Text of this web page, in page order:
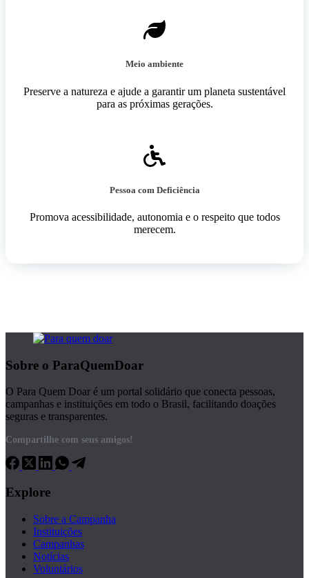
Meio ambiente
Preserve a natureza e ajude a garantir um planeta sustentável
para as próximas gerações.
Pessoa com Deficiência
Promova acessibilidade, autonomia e o respeito que todos
merecem.
Sobre o ParaQuemDoar
O Para Quem Doar é um portal solidário que conecta pessoas,
campanhas e instituições em todo o Brasil, facilitando doações
seguras e transparentes.
Compartilhe com seus amigos!
Explore
Sobre a Campanha
Instituições
Campanhas
Notícias
Voluntários